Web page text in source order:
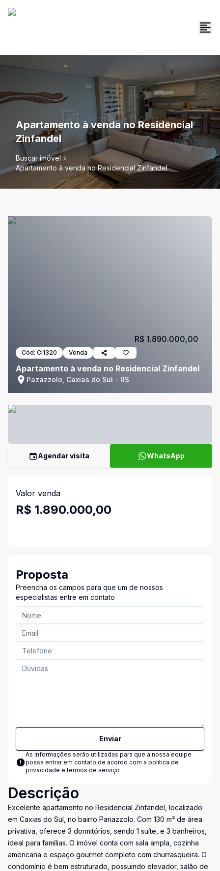
Apartamento à venda no Residencial
Zinfandel
Buscar imóvel
Apartamento à venda no Residencial Zinfandel
Cód: CI1320 Venda
Apartamento à venda no Residencial Zinfandel
Pazazzolo, Caxias do Sul - RS
R$ 1.890.000,00
Agendar visita WhatsApp
Valor venda
R$ 1.890.000,00
Proposta
Preencha os campos para que um de nossos
especialistas entre em contato
Enviar
As informações serão utilizadas para que a nossa equipe
possa entrar em contato de acordo com a política de
privacidade e termos de serviço
Descrição
Excelente apartamento no Residencial Zinfandel, localizado
em Caxias do Sul, no bairro Panazzolo. Com 130 m² de área
privativa, oferece 3 dormitórios, sendo 1 suíte, e 3 banheiros,
ideal para famílias. O imóvel conta com sala ampla, cozinha
americana e espaço gourmet completo com churrasqueira. O
condomínio é bem estruturado, possuindo elevador, salão de